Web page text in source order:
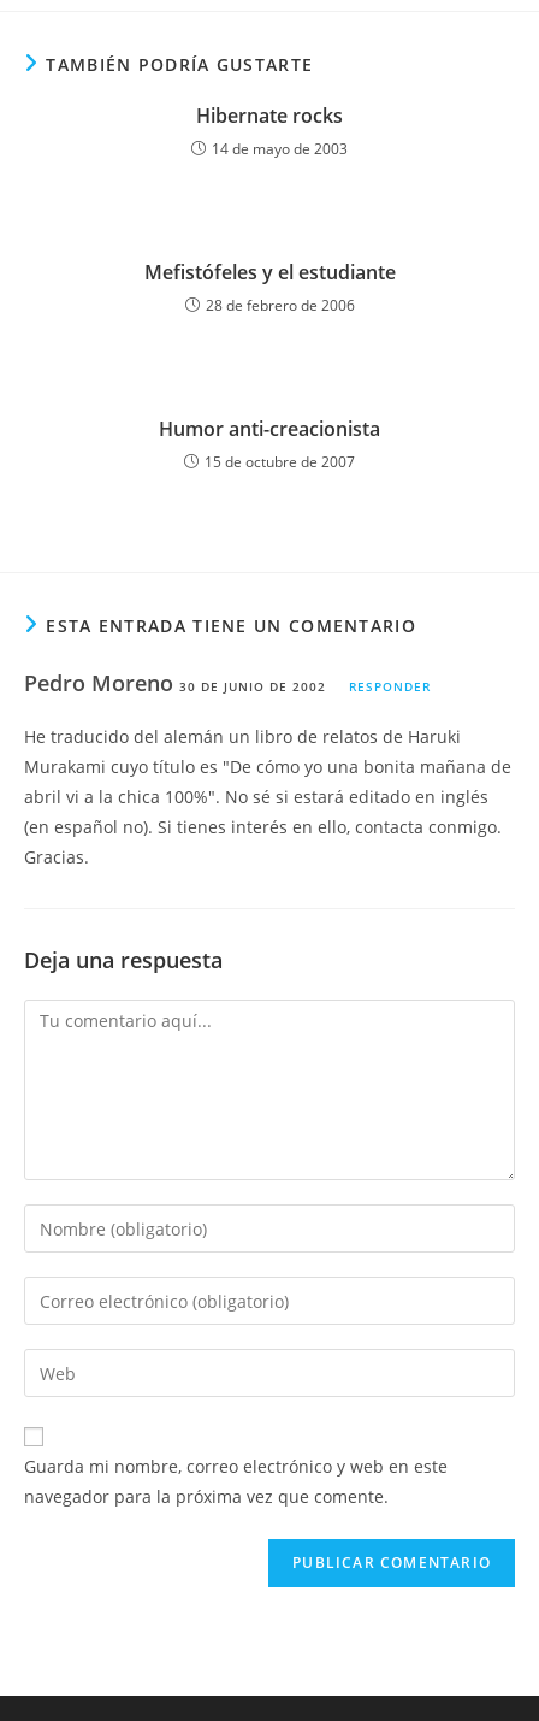
TAMBIÉN PODRÍA GUSTARTE
Hibernate rocks
14 de mayo de 2003
Mefistófeles y el estudiante
28 de febrero de 2006
Humor anti-creacionista
15 de octubre de 2007
ESTA ENTRADA TIENE UN COMENTARIO
Pedro Moreno 30 DE JUNIO DE 2002 RESPONDER
He traducido del alemán un libro de relatos de Haruki
Murakami cuyo título es "De cómo yo una bonita mañana de
abril vi a la chica 100%". No sé si estará editado en inglés
(en español no). Si tienes interés en ello, contacta conmigo.
Gracias.
Deja una respuesta
Comentario
Introduce
tu
nombre
de
usuario
para
comentar
Introduce
tu
dirección
de
electrónico
para
comentar
Introduce
la
URL
de
Guarda mi nombre, correo electrónico y web en este
navegador para la próxima vez que comente.